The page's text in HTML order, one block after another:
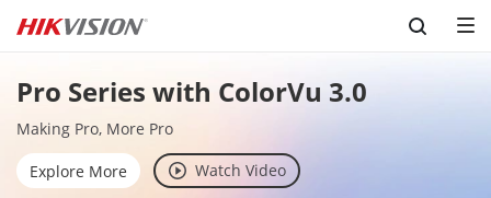
Skip to content
Pro Series with ColorVu 3.0
Making Pro, More Pro
Explore More Watch Video